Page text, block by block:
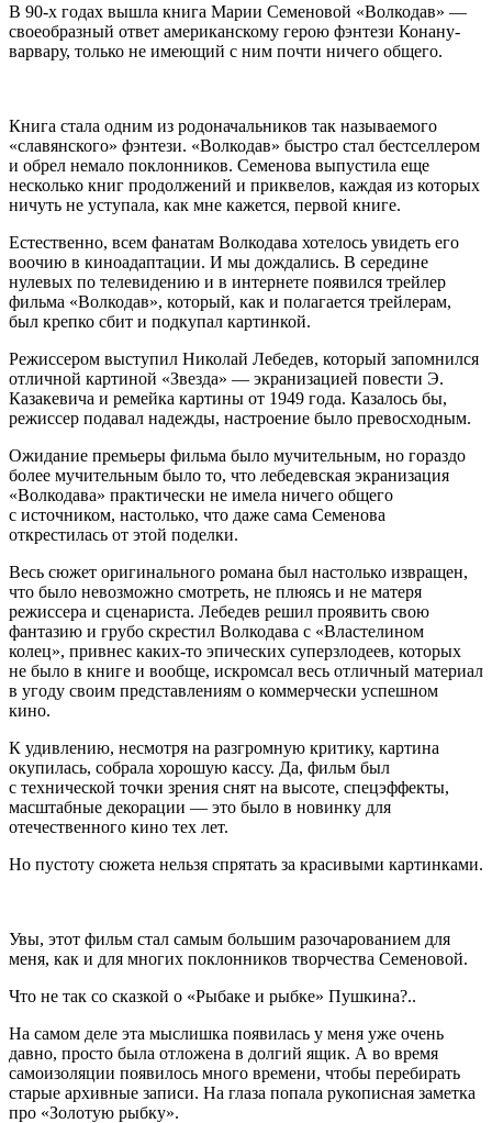
В 90-х годах вышла книга Марии Семеновой «Волкодав» —
своеобразный ответ американскому герою фэнтези Конану-
варвару, только не имеющий с ним почти ничего общего.
Книга стала одним из родоначальников так называемого
«славянского» фэнтези. «Волкодав» быстро стал бестселлером
и обрел немало поклонников. Семенова выпустила еще
несколько книг продолжений и приквелов, каждая из которых
ничуть не уступала, как мне кажется, первой книге.
Естественно, всем фанатам Волкодава хотелось увидеть его
воочию в киноадаптации. И мы дождались. В середине
нулевых по телевидению и в интернете появился трейлер
фильма «Волкодав», который, как и полагается трейлерам,
был крепко сбит и подкупал картинкой.
Режиссером выступил Николай Лебедев, который запомнился
отличной картиной «Звезда» — экранизацией повести Э.
Казакевича и ремейка картины от 1949 года. Казалось бы,
режиссер подавал надежды, настроение было превосходным.
Ожидание премьеры фильма было мучительным, но гораздо
более мучительным было то, что лебедевская экранизация
«Волкодава» практически не имела ничего общего
с источником, настолько, что даже сама Семенова
открестилась от этой поделки.
Весь сюжет оригинального романа был настолько извращен,
что было невозможно смотреть, не плюясь и не матеря
режиссера и сценариста. Лебедев решил проявить свою
фантазию и грубо скрестил Волкодава с «Властелином
колец», привнес каких-то эпических суперзлодеев, которых
не было в книге и вообще, искромсал весь отличный материал
в угоду своим представлениям о коммерчески успешном
кино.
К удивлению, несмотря на разгромную критику, картина
окупилась, собрала хорошую кассу. Да, фильм был
с технической точки зрения снят на высоте, спецэффекты,
масштабные декорации — это было в новинку для
отечественного кино тех лет.
Но пустоту сюжета нельзя спрятать за красивыми картинками.
Увы, этот фильм стал самым большим разочарованием для
меня, как и для многих поклонников творчества Семеновой.
Что не так со сказкой о «Рыбаке и рыбке» Пушкина?..
На самом деле эта мыслишка появилась у меня уже очень
давно, просто была отложена в долгий ящик. А во время
самоизоляции появилось много времени, чтобы перебирать
старые архивные записи. На глаза попала рукописная заметка
про «Золотую рыбку».